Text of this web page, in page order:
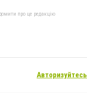
про це редакцію
Авторизуйтесь